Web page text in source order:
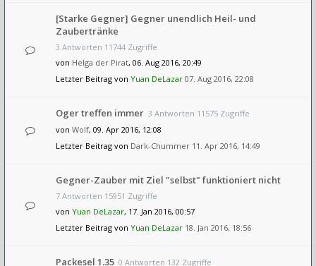
[Starke Gegner] Gegner unendlich Heil- und
Zaubertränke
3 Antworten 11744 Zugriffe
von Helga der Pirat, 06. Aug 2016, 20:49
Letzter Beitrag von Yuan DeLazar 07. Aug 2016, 22:08
Oger treffen immer 3 Antworten 11575 Zugriffe
von Wolf, 09. Apr 2016, 12:08
Letzter Beitrag von Dark-Chummer 11. Apr 2016, 14:49
Gegner-Zauber mit Ziel "selbst" funktioniert nicht
7 Antworten 15951 Zugriffe
von Yuan DeLazar, 17. Jan 2016, 00:57
Letzter Beitrag von Yuan DeLazar 18. Jan 2016, 18:56
Packesel 1.35 0 Antworten 132 Zugriffe